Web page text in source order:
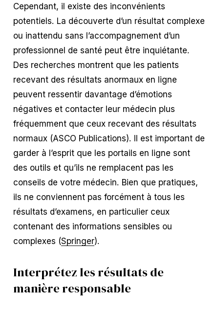
Cependant, il existe des inconvénients
potentiels. La découverte d’un résultat complexe
ou inattendu sans l’accompagnement d’un
professionnel de santé peut être inquiétante.
Des recherches montrent que les patients
recevant des résultats anormaux en ligne
peuvent ressentir davantage d’émotions
négatives et contacter leur médecin plus
fréquemment que ceux recevant des résultats
normaux (ASCO Publications). Il est important de
garder à l’esprit que les portails en ligne sont
des outils et qu’ils ne remplacent pas les
conseils de votre médecin. Bien que pratiques,
ils ne conviennent pas forcément à tous les
résultats d’examens, en particulier ceux
contenant des informations sensibles ou
complexes (Springer).
Interprétez les résultats de
manière responsable